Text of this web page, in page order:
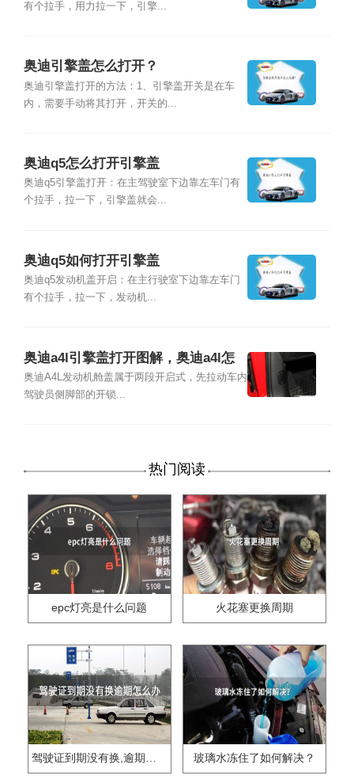
有个拉手，用力拉一下，引擎...
奥迪引擎盖怎么打开？
奥迪引擎盖打开的方法：1、引擎盖开关是在车
内，需要手动将其打开，开关的...
奥迪q5怎么打开引擎盖
奥迪q5引擎盖打开：在主驾驶室下边靠左车门有
个拉手，拉一下，引擎盖就会...
奥迪q5如何打开引擎盖
奥迪q5发动机盖开启：在主行驶室下边靠左车门
有个拉手，拉一下，发动机...
奥迪a4l引擎盖打开图解，奥迪a4l怎
么打开关闭引擎盖
奥迪A4L发动机舱盖属于两段开启式，先拉动车内
驾驶员侧脚部的开锁...
热门阅读
epc灯亮是什么问题 火花塞更换周期
驾驶证到期没有换,逾期怎么办?? 玻璃水冻住了如何解决？